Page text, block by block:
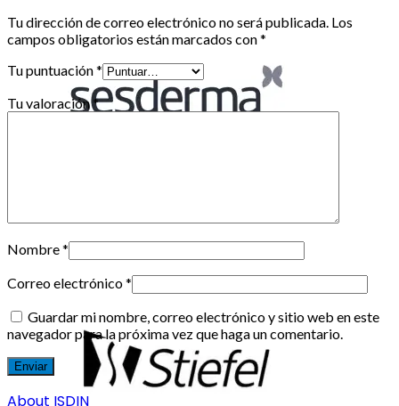
Tu dirección de correo electrónico no será publicada. Los
campos obligatorios están marcados con*
Tu puntuación*
Tu valoración*
Nombre*
Correo electrónico*
Guardar mi nombre, correo electrónico y sitio web en este
navegador para la próxima vez que haga un comentario.
About ISDIN